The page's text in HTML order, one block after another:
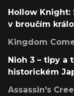
Hollow Knight:
v broučím
Kingdom
Nioh 3 – tipy a
historickém
Assassin's